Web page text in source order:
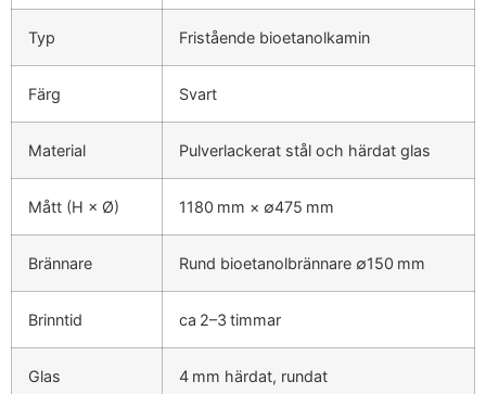
Typ Fristående bioetanolkamin
Färg Svart
Material Pulverlackerat stål och härdat glas
Mått (H × Ø) 1180 mm × ∅475 mm
Brännare Rund bioetanolbrännare ∅150 mm
Brinntid ca 2–3 timmar
Glas 4 mm härdat, rundat